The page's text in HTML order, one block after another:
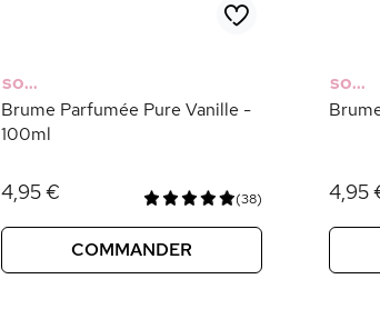
SO...
Brume Parfumée Pure Vanille -
100ml
4,95 € (38)
COMMANDER
SO...
4,95